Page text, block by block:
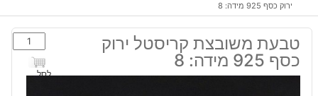
ירוק כסף 925 מידה: 8
טבעת משובצת קריסטל ירוק
כסף 925 מידה: 8
כמות
של
טבעת
לסל